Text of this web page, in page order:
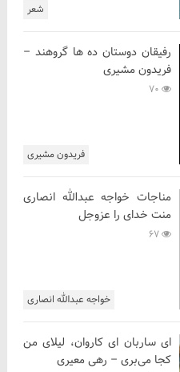
شعر
فریدون مشیری
رفیقان دوستان ده ها گروهند –
فریدون مشیری
خواجه عبدالله انصاری
مناجات خواجه عبدالله انصاری
منت خدای را عزوجل
ای ساربان ای کاروان، لیلای من
کجا می‌بری – رهی معیری